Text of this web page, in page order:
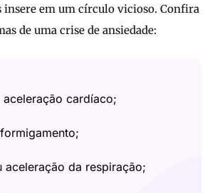
insere em um círculo vicioso. Confira
de uma crise de ansiedade:
aceleração cardíaco;
aceleração da respiração;